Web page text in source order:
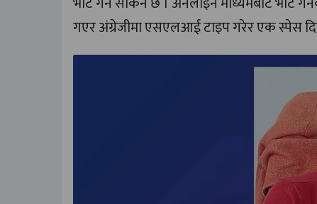
गएर अंग्रेजीमा एसएलआई टाइप गरेर एक स्पेस